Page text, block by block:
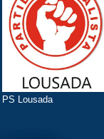
PS Lousada